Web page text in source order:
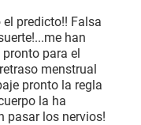
predicto!! Falsa
han
para el
menstrual
pronto la regla
la ha
pasar los nervios!